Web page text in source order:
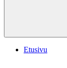
Etusivu